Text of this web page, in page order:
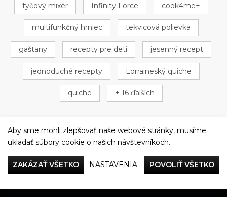
tyčový mixér Infinity Force cook4me+
multifunkčný hrniec tekvicová polievka
gaštany recepty pre deti jesenný recept
jednoduché recepty Lorraineský quiche
quiche + 16 ďalších
Večeriame společne
Aby sme mohli zlepšovať naše webové stránky, musíme
ukladať súbory cookie o našich návštevníkoch.
ZAKÁZAŤ VŠETKO NASTAVENIA POVOLIŤ VŠETKO